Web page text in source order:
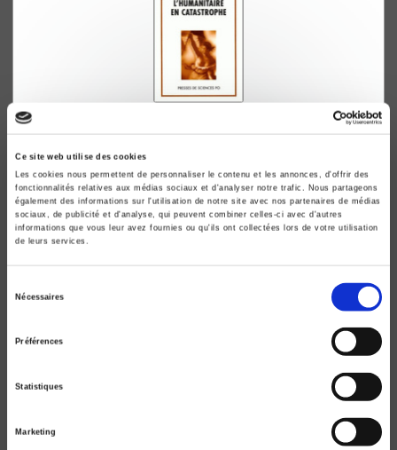
Ce site web utilise des cookies
Les cookies nous permettent de personnaliser le contenu et les annonces, d'offrir des
fonctionnalités relatives aux médias sociaux et d'analyser notre trafic. Nous partageons
également des informations sur l'utilisation de notre site avec nos partenaires de médias
sociaux, de publicité et d'analyse, qui peuvent combiner celles-ci avec d'autres
informations que vous leur avez fournies ou qu'ils ont collectées lors de votre utilisation
de leurs services.
Nécessaires
Préférences
Statistiques
Marketing
L'humanitaire en catastrophe
Pierre de Senarclens